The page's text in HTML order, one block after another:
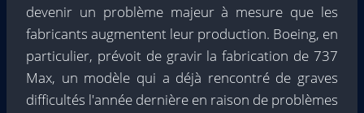
devenir un problème majeur à mesure que les
fabricants augmentent leur production. Boeing, en
particulier, prévoit de gravir la fabrication de 737
Max, un modèle qui a déjà rencontré de graves
difficultés l'année dernière en raison de problèmes